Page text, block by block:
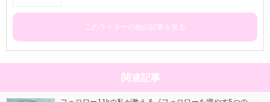
このライターの他の記事を見る
関連記事